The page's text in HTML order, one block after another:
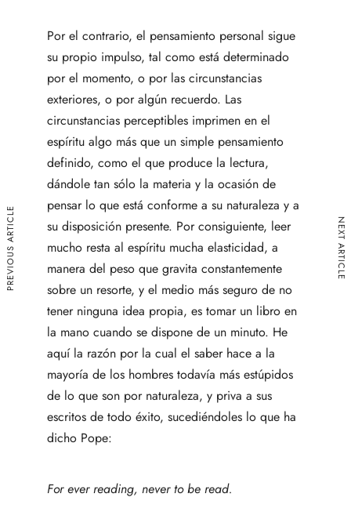
Por el contrario, el pensamiento personal sigue
su propio impulso, tal como está determinado
por el momento, o por las circunstancias
exteriores, o por algún recuerdo. Las
circunstancias perceptibles imprimen en el
espíritu algo más que un simple pensamiento
definido, como el que produce la lectura,
dándole tan sólo la materia y la ocasión de
pensar lo que está conforme a su naturaleza y a
su disposición presente. Por consiguiente, leer
mucho resta al espíritu mucha elasticidad, a
manera del peso que gravita constantemente
sobre un resorte, y el medio más seguro de no
tener ninguna idea propia, es tomar un libro en
la mano cuando se dispone de un minuto. He
aquí la razón por la cual el saber hace a la
mayoría de los hombres todavía más estúpidos
de lo que son por naturaleza, y priva a sus
escritos de todo éxito, sucediéndoles lo que ha
dicho Pope:
For ever reading, never to be read.
PREVIOUS ARTICLE NEXT ARTICLE